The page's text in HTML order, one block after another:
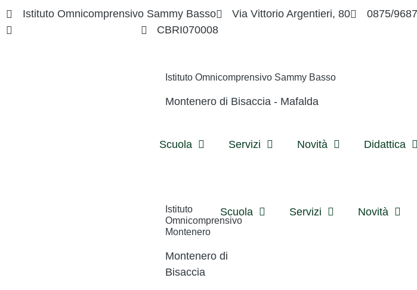
Istituto Omnicomprensivo Sammy Basso Via Vittorio Argentieri, 80
0875/
CBRI070008
Istituto Omnicomprensivo Sammy Basso
Montenero di Bisaccia - Mafalda
Scuola Servizi Novità Didattica
Istituto
Omnicomprensivo
Montenero
Montenero di
Bisaccia
Scuola Servizi Novità